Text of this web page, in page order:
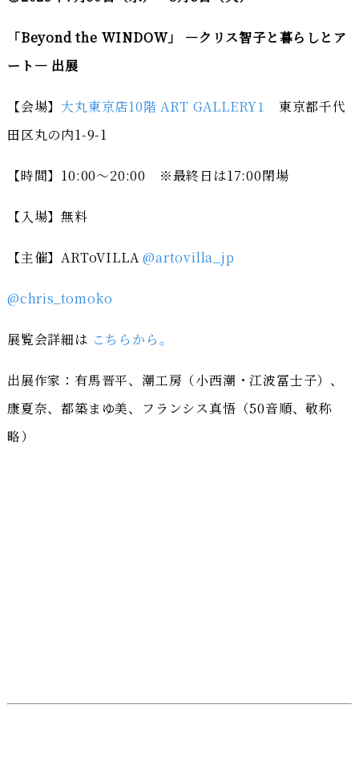
「Beyond the WINDOW」 ―クリス智子と暮らしとア
ート― 出展
【会場】大丸東京店10階 ART GALLERY1 東京都千代
田区丸の内1-9-1
【時間】10:00～20:00 ※最終日は17:00閉場
【入場】無料
【主催】ARToVILLA@artovilla_jp
@chris_tomoko
展覧会詳細は こちらから。
出展作家：有馬晋平、潮工房（小西潮・江波冨士子）、
康夏奈、都築まゆ美、フランシス真悟（50音順、敬称
略）